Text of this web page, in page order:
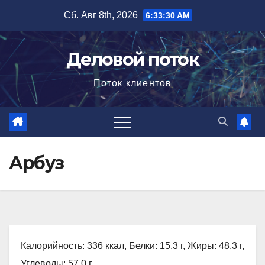
содержимому
Сб. Авг 8th, 2026 6:33:31 AM
Деловой поток
Поток клиентов
Арбуз
Калорийность: 336 ккал, Белки: 15.3 г, Жиры: 48.3 г,